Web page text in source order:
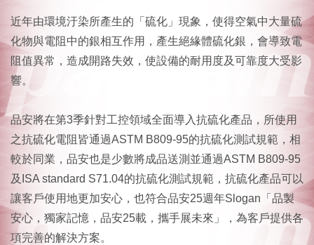
近年由環境汙染所產生的「硫化」現象，使得空氣中大量硫
化物與電阻中的銀相互作用，產生絕緣體硫化銀，會導致電
阻值異常，造成開路失效，使設備的耐用度及可靠度大受影
響。
品安將在第3季針對工控領域全面導入抗硫化產品，所使用
之抗硫化電阻皆通過ASTM B809-95的抗硫化測試規範，相
較於同業，品安也是少數將成品送測並通過ASTM B809-95
及ISA standard S71.04的抗硫化測試規範，抗硫化產品可以
讓客戶使用地更加安心，也符合品安25週年Slogan「品製
安心，獨家記憶，品安25載，攜手展未來」，為客戶提供各
項完善的解決方案。